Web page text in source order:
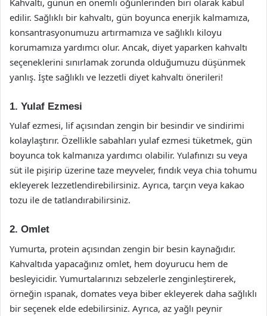
edilir. Sağlıklı bir kahvaltı, gün boyunca enerjik kalmamıza,
konsantrasyonumuzu artırmamıza ve sağlıklı kiloyu
korumamıza yardımcı olur. Ancak, diyet yaparken kahvaltı
seçeneklerini sınırlamak zorunda olduğumuzu düşünmek
yanlış. İşte sağlıklı ve lezzetli diyet kahvaltı önerileri!
1. Yulaf Ezmesi
Yulaf ezmesi, lif açısından zengin bir besindir ve sindirimi
kolaylaştırır. Özellikle sabahları yulaf ezmesi tüketmek, gün
boyunca tok kalmanıza yardımcı olabilir. Yulafınızı su veya
süt ile pişirip üzerine taze meyveler, fındık veya chia tohumu
ekleyerek lezzetlendirebilirsiniz. Ayrıca, tarçın veya kakao
tozu ile de tatlandırabilirsiniz.
2. Omlet
Yumurta, protein açısından zengin bir besin kaynağıdır.
Kahvaltıda yapacağınız omlet, hem doyurucu hem de
besleyicidir. Yumurtalarınızı sebzelerle zenginleştirerek,
örneğin ıspanak, domates veya biber ekleyerek daha sağlıklı
bir seçenek elde edebilirsiniz. Ayrıca, az yağlı peynir